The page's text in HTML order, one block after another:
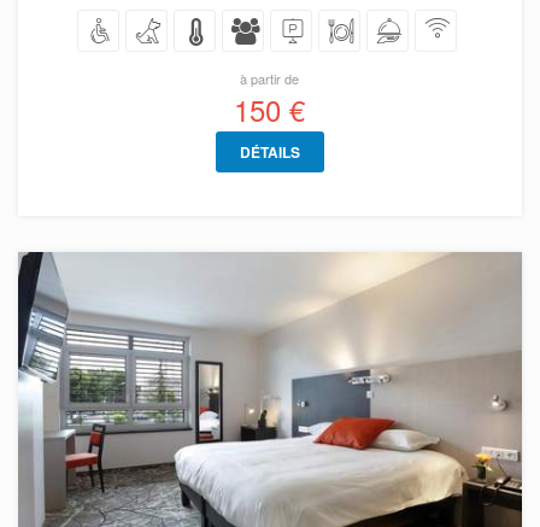
à partir de
150 €
DÉTAILS